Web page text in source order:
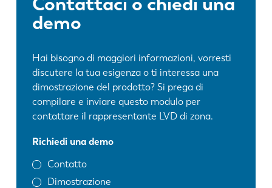
demo
Hai bisogno di maggiori informazioni, vorresti
discutere la tua esigenza o ti interessa una
dimostrazione del prodotto? Si prega di
compilare e inviare questo modulo per
contattare il rappresentante LVD di zona.
Richiedi una demo
Contatto
Dimostrazione